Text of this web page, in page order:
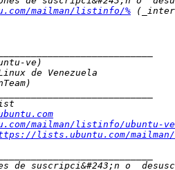
mailman/listinfo/%
mailman/listinfo/ubuntu-ve
lists.ubuntu.com/mailman/